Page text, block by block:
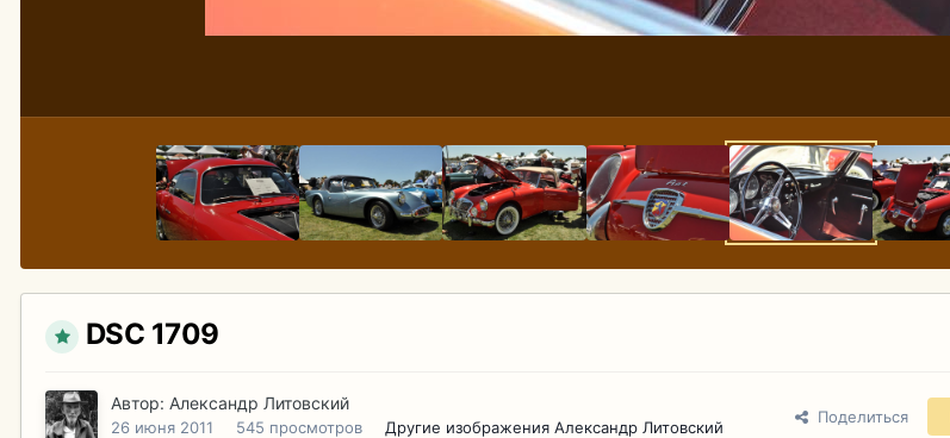
DSC 1709
Автор: Александр Литовский
26 июня 2011 545 просмотров Другие изображения Александр Литовский
Поделиться